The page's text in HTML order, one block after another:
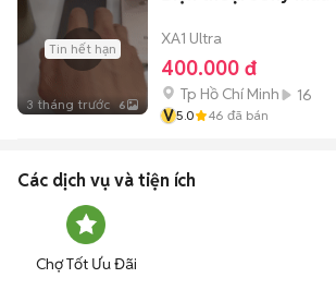
Tin hết hạn
3 tháng trước 6
XA1 Ultra
400.000 đ
Tp Hồ Chí Minh
16
V5.0 46 đã bán
Các dịch vụ và tiện ích
Chợ Tốt Ưu Đãi